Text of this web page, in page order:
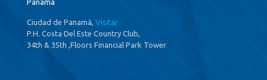
Ciudad de Panamá, Visitar
P.H. Costa Del Este Country Club,
34th & 35th ,Floors Financial Park Tower